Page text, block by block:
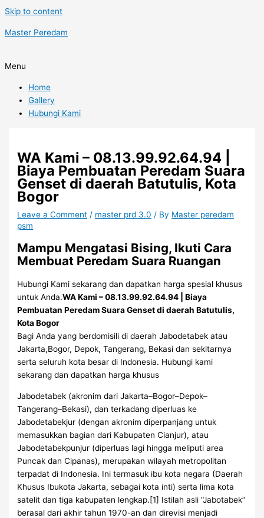
Skip to content
Master Peredam
Menu
Home
Gallery
Hubungi Kami
WA Kami – 08.13.99.92.64.94 |
Biaya Pembuatan Peredam Suara
Genset di daerah Batutulis, Kota
Bogor
Leave a Comment / master prd 3.0 / By Master peredam
psm
Mampu Mengatasi Bising, Ikuti Cara
Membuat Peredam Suara Ruangan
Hubungi Kami sekarang dan dapatkan harga spesial khusus
untuk Anda.WA Kami – 08.13.99.92.64.94 | Biaya
Pembuatan Peredam Suara Genset di daerah Batutulis,
Kota Bogor
Bagi Anda yang berdomisili di daerah Jabodetabek atau
Jakarta,Bogor, Depok, Tangerang, Bekasi dan sekitarnya
serta seluruh kota besar di Indonesia. Hubungi kami
sekarang dan dapatkan harga khusus
Jabodetabek (akronim dari Jakarta–Bogor–Depok–
Tangerang–Bekasi), dan terkadang diperluas ke
Jabodetabekjur (dengan akronim diperpanjang untuk
memasukkan bagian dari Kabupaten Cianjur), atau
Jabodetabekpunjur (diperluas lagi hingga meliputi area
Puncak dan Cipanas), merupakan wilayah metropolitan
terpadat di Indonesia. Ini termasuk ibu kota negara (Daerah
Khusus Ibukota Jakarta, sebagai kota inti) serta lima kota
satelit dan tiga kabupaten lengkap.[1] Istilah asli “Jabotabek”
berasal dari akhir tahun 1970-an dan direvisi menjadi